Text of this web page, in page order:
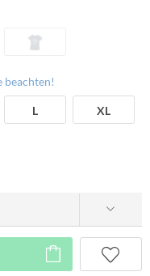
beachten!
L XL